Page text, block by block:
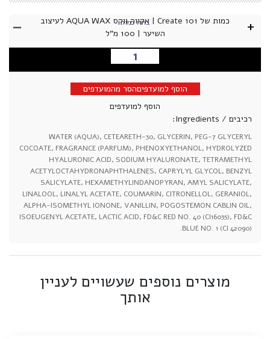
+
כמות של Create 101 | אקווה ווקס AQUA WAX לעיצוב
השיער | 100 מ"ל
בחרו כמות -
הוספה לסל
הוסף למועדפיםהסר מהמועדפים
הוסף למועדפים
רכיבים / Ingredients:
WATER (AQUA), CETEARETH-30, GLYCERIN, PEG-7 GLYCERYL
COCOATE, FRAGRANCE (PARFUM), PHENOXYETHANOL, HYDROLYZED
HYALURONIC ACID, SODIUM HYALURONATE, TETRAMETHYL
ACETYLOCTAHYDRONAPHTHALENES, CAPRYLYL GLYCOL, BENZYL
SALICYLATE, HEXAMETHYLINDANOPYRAN, AMYL SALICYLATE,
LINALOOL, LINALYL ACETATE, COUMARIN, CITRONELLOL, GERANIOL,
ALPHA-ISOMETHYL IONONE, VANILLIN, POGOSTEMON CABLIN OIL,
ISOEUGENYL ACETATE, LACTIC ACID, FD&C RED NO. 40 (CI16035), FD&C
BLUE NO. 1 (CI 42090).
מוצרים נוספים שעשויים לעניין
אותך